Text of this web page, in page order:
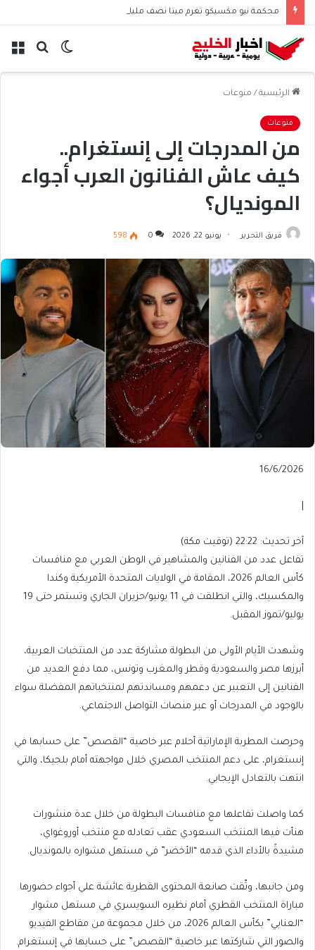
محكمة نيو مكسيكو تغرم ميتا نصف مليار دولار بسبب الأطفال
بحث الوضع
الرئيسية / منوعات
منوعات
من المدرجات إلى إنستغرام..
كيف عاش الفنانون العرب أجواء
المونديال؟
فريق التحرير يونيو 22, 2026 0
598
Published
16/6/2026
آخر
تحديث:
22:22
(توقيت
مكة)
آخر تحديث: 22:22 (توقيت مكة)
تفاعل عدد من الفنانين والمشاهير في الوطن العربي مع منافسات
كأس العالم 2026، المقامة في الولايات المتحدة الأمريكية وكندا
والمكسيك، والتي انطلقت في 11 يونيو/حزيران الجاري وتستمر حتى 19
يوليو/تموز المقبل.
وشهدت الأيام الأولى من البطولة مشاركة عدد من المنتخبات العربية،
أبرزها مصر والسعودية وقطر والمغرب وتونس، مما دفع العديد من
الفنانين إلى التعبير عن دعمهم ومساندتهم لمنتخباتهم المفضلة سواء
بالوجود في المدرجات أو عبر منصات التواصل الاجتماعي.
وحرصت المطربة الإماراتية أحلام عبر خاصية “القصص” على حسابها في
إنستغرام، على دعم المنتخب المصري خلال مواجهته أمام بلجيكا، والتي
انتهت بالتعادل الإيجابي.
كما واصلت تفاعلها مع منافسات البطولة من خلال عدة منشورات
هنأت فيها المنتخب السعودي عقب تعادله مع منتخب أوروغواي،
مشيدةً بالأداء الذي قدمه “الأخضر” في مستهل مشواره بالمونديال.
ومن جانبها، وثّقت صانعة المحتوى القطرية عائشة علي أجواء حضورها
مباراة المنتخب القطري أمام نظيره السويسري في مستهل مشوار
“العنابي” بكأس العالم 2026، من خلال مجموعة من مقاطع الفيديو
والصور التي شاركتها عبر خاصية “القصص” على حسابها في إنستغرام.